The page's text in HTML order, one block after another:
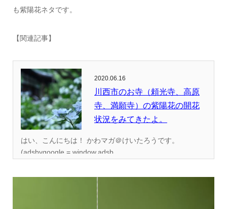
も紫陽花ネタです。
【関連記事】
2020.06.16
川西市のお寺（頼光寺、高原
寺、満願寺）の紫陽花の開花
状況をみてきたよ。
はい、こんにちは！ かわマガ＠けいたろうです。
(adsbygoogle = window.adsb...